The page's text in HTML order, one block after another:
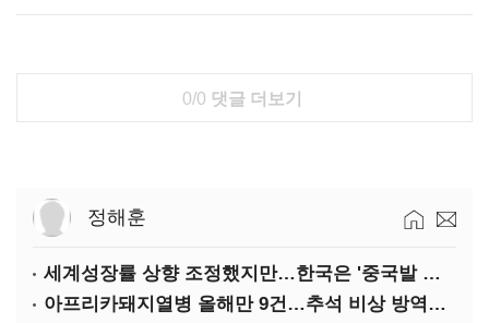
0/0 댓글 더보기
정해훈
세계성장률 상향 조정했지만…한국은 '중국발 살얼음판'
아프리카돼지열병 올해만 9건…추석 비상 방역에 '총력'